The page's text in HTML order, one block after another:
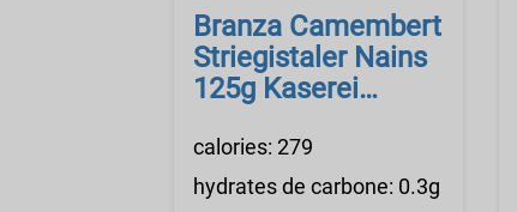
Branza Camembert
Striegistaler Nains
125g Kaserei
calories: 279
hydrates de carbone: 0.3g